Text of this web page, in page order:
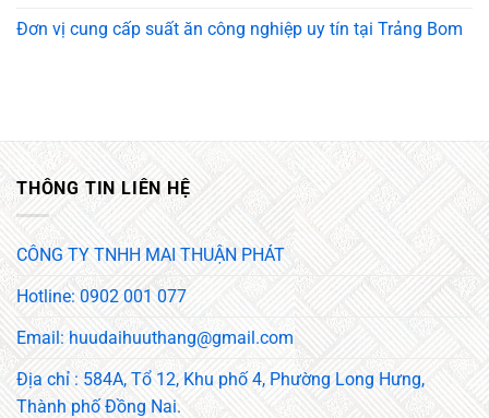
Đơn vị cung cấp suất ăn công nghiệp uy tín tại Trảng Bom
THÔNG TIN LIÊN HỆ
CÔNG TY TNHH MAI THUẬN PHÁT
Hotline: 0902 001 077
Email: huudaihuuthang@gmail.com
Địa chỉ : 584A, Tổ 12, Khu phố 4, Phường Long Hưng,
Thành phố Đồng Nai.